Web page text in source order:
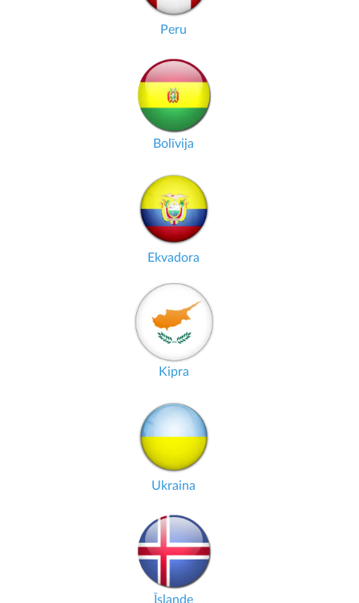
Peru
Bolīvija
Ekvadora
Kipra
Ukraina
Īslande